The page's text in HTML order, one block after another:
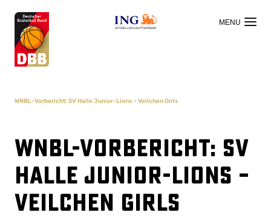
OFFIZIELLER HAUPTSPONSOR
WNBL-Vorbericht: SV Halle Junior-Lions – Veilchen Girls
WNBL-Vorbericht: SV
Halle Junior-Lions –
Veilchen Girls